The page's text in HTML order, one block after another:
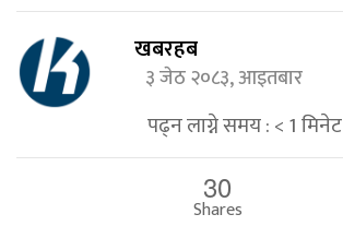
खबरहब
३ जेठ २०८३, आइतबार
पढ्न लाग्ने समय :< 1मिनेट
30
Shares